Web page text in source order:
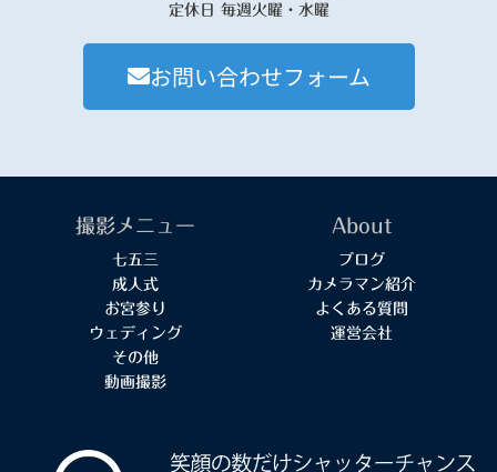
定休日 毎週火曜・水曜
お問い合わせフォーム
撮影メニュー
七五三
成人式
お宮参り
ウェディング
その他
動画撮影
About
ブログ
カメラマン紹介
よくある質問
運営会社